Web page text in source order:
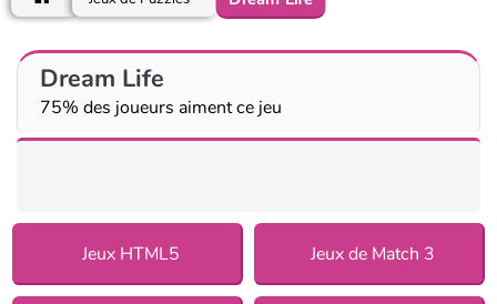
Dream Life
75% des joueurs aiment ce jeu
Jeux HTML5 Jeux de Match 3